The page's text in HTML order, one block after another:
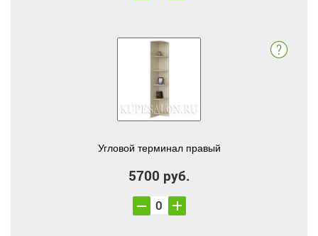
Угловой терминал правый
5700 руб.